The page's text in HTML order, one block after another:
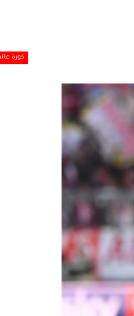
كورة